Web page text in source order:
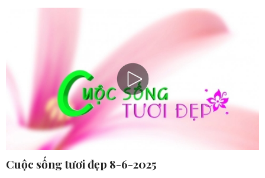
Cuộc sống tươi đẹp 8-6-2025